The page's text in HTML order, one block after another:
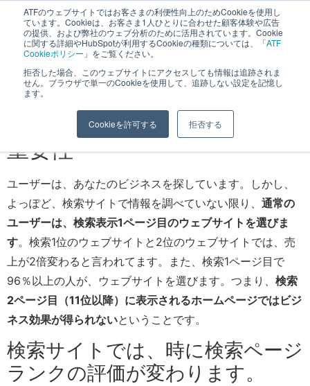
ATFのウェブサイトではお客さまの利便性向上のためCookieを使用し
ています。Cookieは、お客さま1人ひとりに合わせた顧客体験や広告
の提供、および弊社のウェブ分析のために活用されています。Cookie
に関する詳細やHubSpotが利用するCookieの種類については、「ATF
Cookieポリシー 」をご覧ください。
拒否した場合、このウェブサイトにアクセスしても情報は追跡されま
せん。ブラウザで単一のCookieを使用して、追跡しない設定を記憶し
ます。
Cookieを許可する 拒否する
長野県長野市・松本市ウェブ制作事業部 コンサルティングFIRM
ホームページがまず、検索サ
イト1ページ目に表示される
重要性
ユーザーは、あなたのビジネスを探しています。しかし、
よっぽど、検索サイトで情報を調べていない限り、 通常の
ユーザーは、検索表示1ページ目のウェブサイトを選びま
す。検索1位のウェブサイトと2位のウェブサイトでは、売
上が2倍変わると言われてます。また、検索1ページ目で
96％以上の人が、ウェブサイトを選びます。つまり、 検索
2ページ目（11位以降）に表示されるホームページではビジ
ネス効果が得られないということです。
検索サイトでは、時に検索ページ
ランクの評価が変わります。